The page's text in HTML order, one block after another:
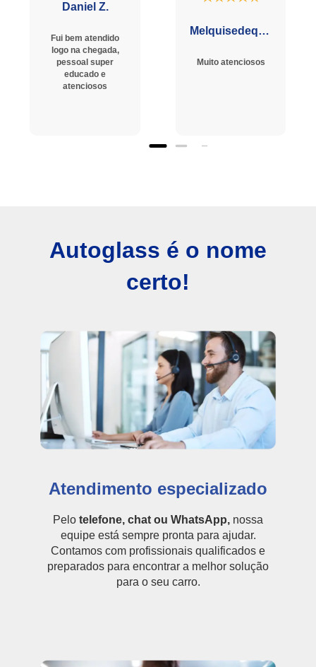
Fui bem atendido
logo na chegada,
pessoal super
educado e
atenciosos
Daniel Z.
Muito atenciosos
Melquisedequi L.
Autoglass é o nome
certo!
Atendimento especializado
Pelo telefone, chat ou WhatsApp, nossa
equipe está sempre pronta para ajudar.
Contamos com profissionais qualificados e
preparados para encontrar a melhor solução
para o seu carro.